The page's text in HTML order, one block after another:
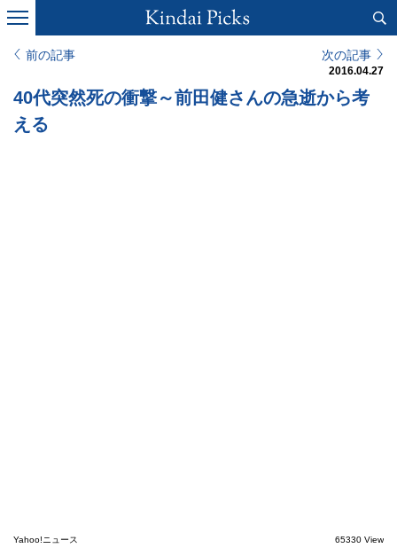
前の記事 次の記事
2016.04.27
40代突然死の衝撃～前田健さんの急逝から考
える
Yahoo!ニュース 65330 View